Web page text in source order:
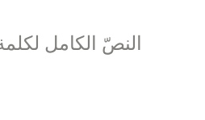
النصّ الكامل